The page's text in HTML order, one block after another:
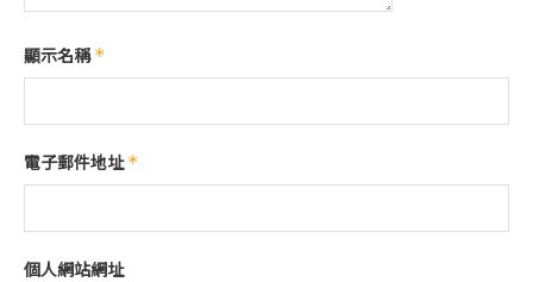
顯示名稱*
電子郵件地址*
個人網站網址